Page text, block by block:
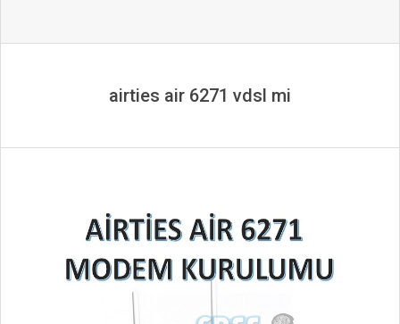
airties air 6271 vdsl mi